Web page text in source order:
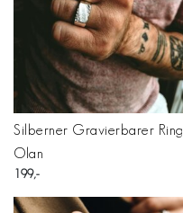
Silberner Gravierbarer Ring
Olan
199